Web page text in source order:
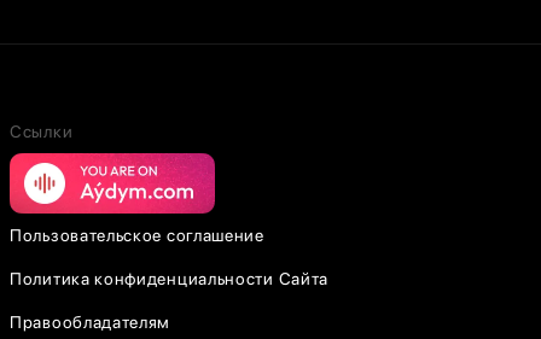
Ссылки
Пользовательское соглашение
Политика конфиденциальности Сайта
Правообладателям